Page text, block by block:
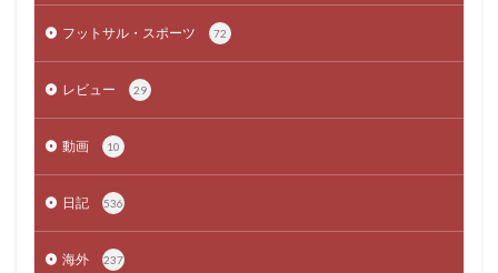
フットサル・スポーツ 72
レビュー 29
動画 10
日記 536
海外 237